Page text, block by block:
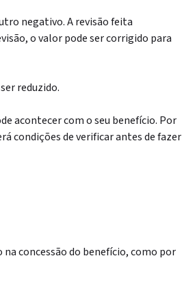
negativo. A revisão feita
o valor pode ser corrigido para
reduzido.
acontecer com o seu benefício. Por
condições de verificar antes de fazer
concessão do benefício, como por